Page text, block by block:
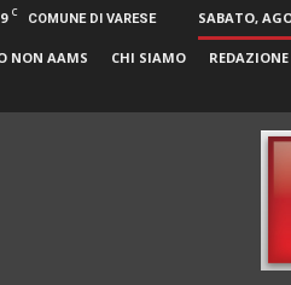
C COMUNE DI VARESE SABATO,
NON AAMS CHI SIAMO REDAZIONE